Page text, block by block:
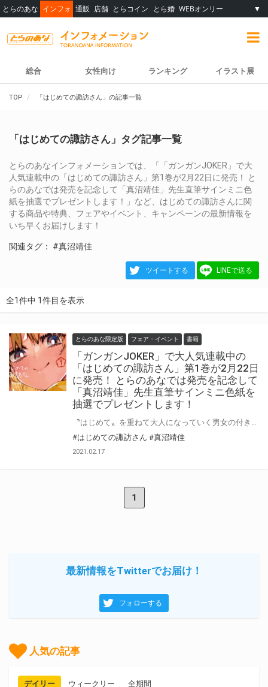
とらのあな インフォ 通販 店舗 とらコイン とら婚 WEBオンリー ▼
総合 女性向け ランキング イラスト展
TOP 「はじめての諏訪さん」の記事一覧
「はじめての諏訪さん」タグ記事一覧
とらのあなインフォメーションでは、「「ガンガンJOKER」で大
人気連載中の「はじめての諏訪さん」第1巻が2月22日に発売！ と
らのあなでは発売を記念して「真沼靖佳」先生直筆サインミニ色
紙を抽選でプレゼントします！」など、はじめての諏訪さんに関
する商品や特典、フェアやイベント、キャンペーンの最新情報を
いち早くお届けします！
関連タグ： #真沼靖佳
ツイートする LINEで送る
全1件中 1件目を表示
とらのあな限定版 フェア・イベント 書籍
「ガンガンJOKER」で大人気連載中の
「はじめての諏訪さん」第1巻が2月22日
に発売！ とらのあなでは発売を記念して
「真沼靖佳」先生直筆サインミニ色紙を
抽選でプレゼントします！
#はじめての諏訪さん #真沼靖佳
2021.02.17
1
最新情報をTwitterでお届け！
フォローする
人気の記事
デイリー ウィークリー 全期間